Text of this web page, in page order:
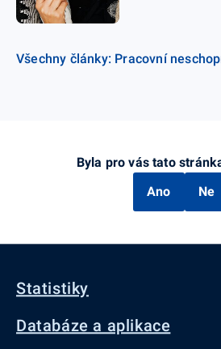
Všechny články: Pracovní
Byla pro vás tato
Ano
Ne
Statistiky
Databáze a aplikace